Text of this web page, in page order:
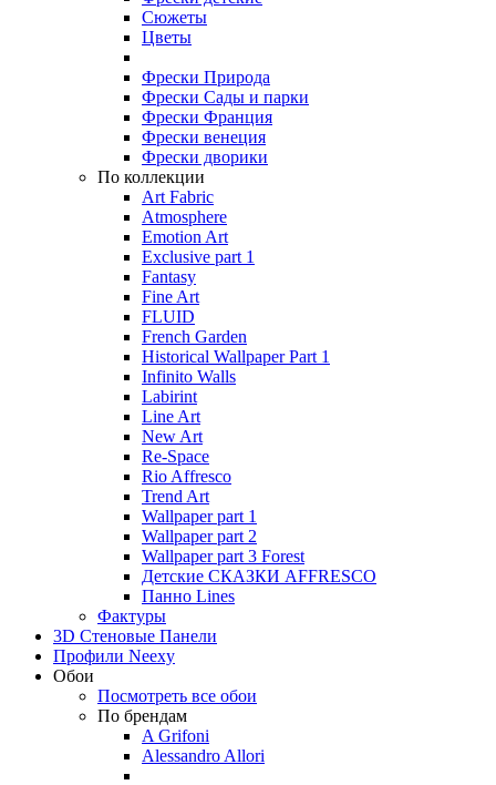
Сюжеты
Цветы
Фрески Природа
Фрески Сады и парки
Фрески Франция
Фрески венеция
Фрески дворики
По коллекции
Art Fabric
Atmosphere
Emotion Art
Exclusive part 1
Fantasy
Fine Art
FLUID
French Garden
Historical Wallpaper Part 1
Infinito Walls
Labirint
Line Art
New Art
Re-Space
Rio Affresco
Trend Art
Wallpaper part 1
Wallpaper part 2
Wallpaper part 3 Forest
Детские СКАЗКИ AFFRESCO
Панно Lines
Фактуры
3D Стеновые Панели
Профили Neexy
Обои
Посмотреть все обои
По брендам
A Grifoni
Alessandro Allori